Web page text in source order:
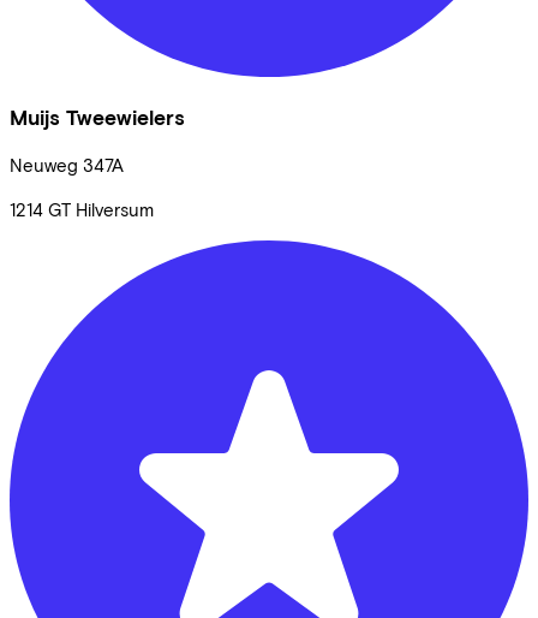
Muijs Tweewielers
Neuweg 347A
1214 GT Hilversum